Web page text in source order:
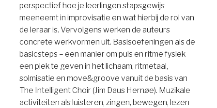
perspectief hoe je leerlingen stapsgewijs
meeneemt in improvisatie en wat hierbij de rol van
de leraar is. Vervolgens werken de auteurs
concrete werkvormen uit. Basisoefeningen als de
basicsteps – een manier om puls en ritme fysiek
een plek te geven in het lichaam, ritmetaal,
solmisatie en move&groove vanuit de basis van
The Intelligent Choir (Jim Daus Hernøe). Muzikale
activiteiten als luisteren, zingen, bewegen, lezen